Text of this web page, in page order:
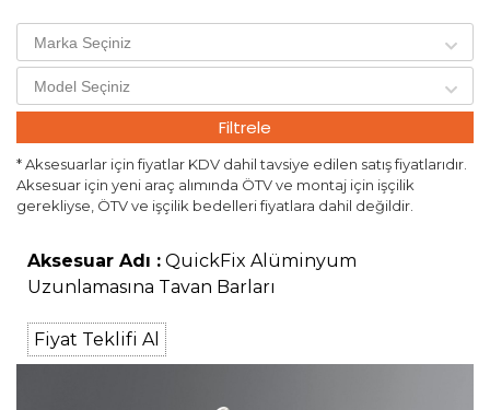
Filtrele
* Aksesuarlar için fiyatlar KDV dahil tavsiye edilen satış fiyatlarıdır.
Aksesuar için yeni araç alımında ÖTV ve montaj için işçilik
gerekliyse, ÖTV ve işçilik bedelleri fiyatlara dahil değildir.
Aksesuar Adı : QuickFix Alüminyum
Uzunlamasına Tavan Barları
Fiyat Teklifi Al